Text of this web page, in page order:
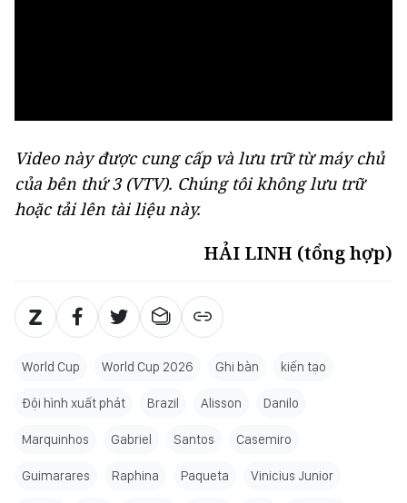
Video này được cung cấp và lưu trữ từ máy chủ
của bên thứ 3 (VTV). Chúng tôi không lưu trữ
hoặc tải lên tài liệu này.
HẢI LINH (tổng hợp)
World Cup World Cup 2026 Ghi bàn kiến tạo
Đội hình xuất phát Brazil Alisson Danilo
Marquinhos Gabriel Santos Casemiro
Guimarares Raphina Paqueta Vinicius Junior